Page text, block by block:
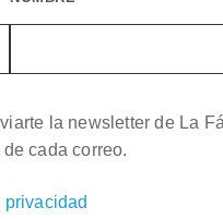
la newsletter de La
cada correo.